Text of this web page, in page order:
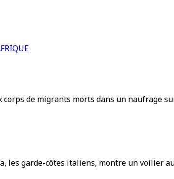
de migrants morts dans un naufrage
garde-côtes italiens, montre un voilier au